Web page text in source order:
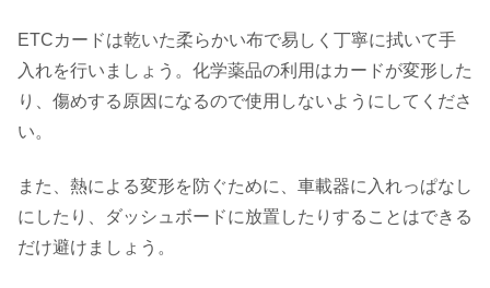
ETCカードは乾いた柔らかい布で易しく丁寧に拭いて手
入れを行いましょう。化学薬品の利用はカードが変形した
り、傷めする原因になるので使用しないようにしてくださ
い。
また、熱による変形を防ぐために、車載器に入れっぱなし
にしたり、ダッシュボードに放置したりすることはできる
だけ避けましょう。